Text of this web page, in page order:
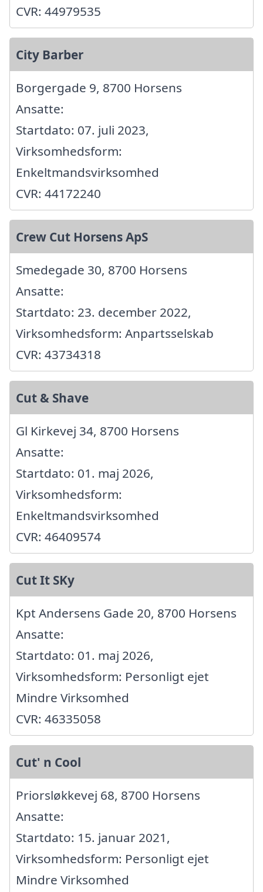
CVR: 44979535
City Barber
Borgergade 9, 8700 Horsens
Ansatte:
Startdato: 07. juli 2023,
Virksomhedsform:
Enkeltmandsvirksomhed
CVR: 44172240
Crew Cut Horsens ApS
Smedegade 30, 8700 Horsens
Ansatte:
Startdato: 23. december 2022,
Virksomhedsform: Anpartsselskab
CVR: 43734318
Cut & Shave
Gl Kirkevej 34, 8700 Horsens
Ansatte:
Startdato: 01. maj 2026,
Virksomhedsform:
Enkeltmandsvirksomhed
CVR: 46409574
Cut It SKy
Kpt Andersens Gade 20, 8700 Horsens
Ansatte:
Startdato: 01. maj 2026,
Virksomhedsform: Personligt ejet
Mindre Virksomhed
CVR: 46335058
Cut' n Cool
Priorsløkkevej 68, 8700 Horsens
Ansatte:
Startdato: 15. januar 2021,
Virksomhedsform: Personligt ejet
Mindre Virksomhed